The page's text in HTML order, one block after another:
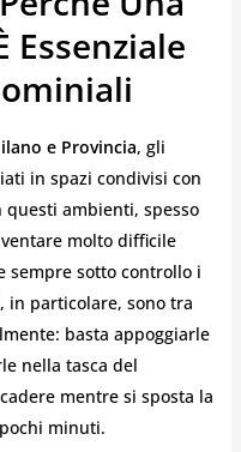
Essenziale
e Provincia, gli
in spazi condivisi con
ambienti, spesso
molto difficile
sempre sotto controllo i
in particolare, sono tra
basta appoggiarle
nella tasca del
mentre si sposta la
minuti.